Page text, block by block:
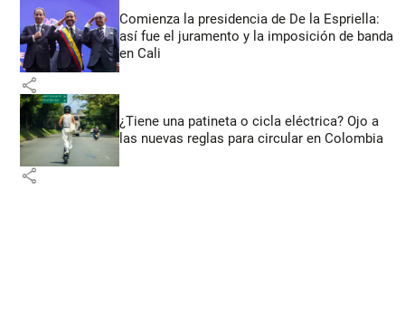
Comienza la presidencia de De la Espriella:
así fue el juramento y la imposición de banda
en Cali
share
¿Tiene una patineta o cicla eléctrica? Ojo a
las nuevas reglas para circular en Colombia
share